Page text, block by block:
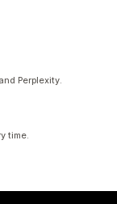
Perplexity.
time.